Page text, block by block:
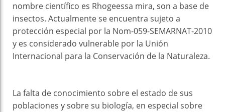
nombre científico es Rhogeessa mira, son a base de
insectos. Actualmente se encuentra sujeto a
protección especial por la Nom-059-SEMARNAT-2010
y es considerado vulnerable por la Unión
Internacional para la Conservación de la Naturaleza.
La falta de conocimiento sobre el estado de sus
poblaciones y sobre su biología, en especial sobre